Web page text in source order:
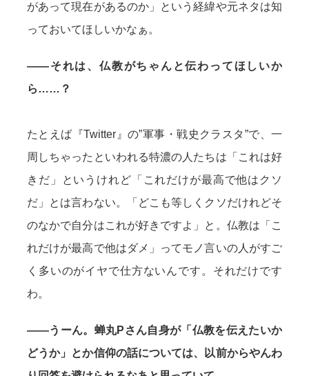
があって現在があるのか」という経緯や元ネタは知
っておいてほしいかなぁ。
——それは、仏教がちゃんと伝わってほしいか
ら……？
たとえば『Twitter』の”軍事・戦史クラスタ”で、一
周しちゃったといわれる特濃の人たちは「これは好
きだ」というけれど「これだけが最高で他はクソ
だ」とは言わない。「どこも等しくクソだけれどそ
のなかで自分はこれが好きですよ」と。仏教は「こ
れだけが最高で他はダメ」ってモノ言いの人がすご
く多いのがイヤで仕方ないんです。それだけです
わ。
——うーん。蝉丸Pさん自身が「仏教を伝えたいか
どうか」とか信仰の話については、以前からやんわ